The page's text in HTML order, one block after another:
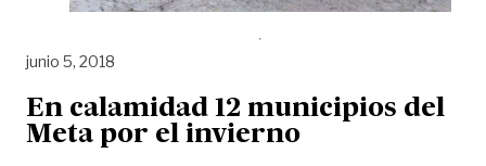
junio 5, 2018
En calamidad 12 municipios del
Meta por el invierno